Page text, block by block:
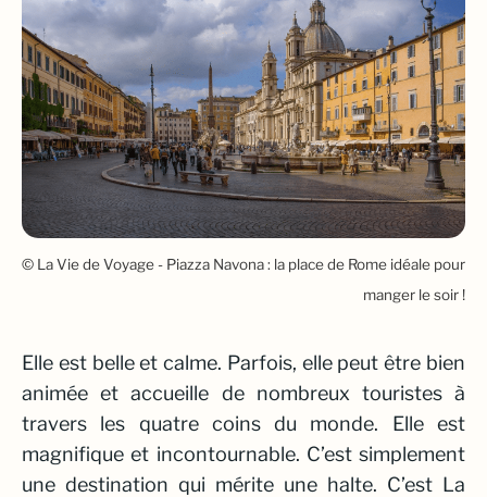
© La Vie de Voyage - Piazza Navona : la place de Rome idéale pour
manger le soir !
Elle est belle et calme. Parfois, elle peut être bien
animée et accueille de nombreux touristes à
travers les quatre coins du monde. Elle est
magnifique et incontournable. C’est simplement
une destination qui mérite une halte. C’est La